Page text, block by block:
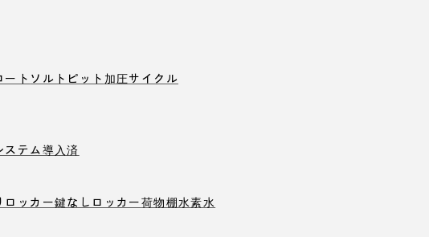
ート ソルトピット 加圧サイクル
ステム導入済
ロッカー鍵なしロッカー荷物棚水素水